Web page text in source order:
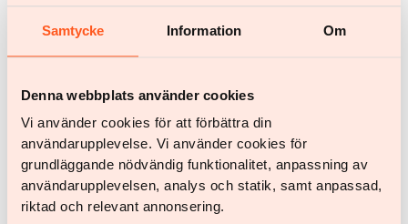
Samtycke Information Om
Denna webbplats använder cookies
Vi använder cookies för att förbättra din
användarupplevelse. Vi använder cookies för
grundläggande nödvändig funktionalitet, anpassning av
användarupplevelsen, analys och statik, samt anpassad,
riktad och relevant annonsering.
Mand
BMI-beregner
Anmeldelser
Priser
FAQ